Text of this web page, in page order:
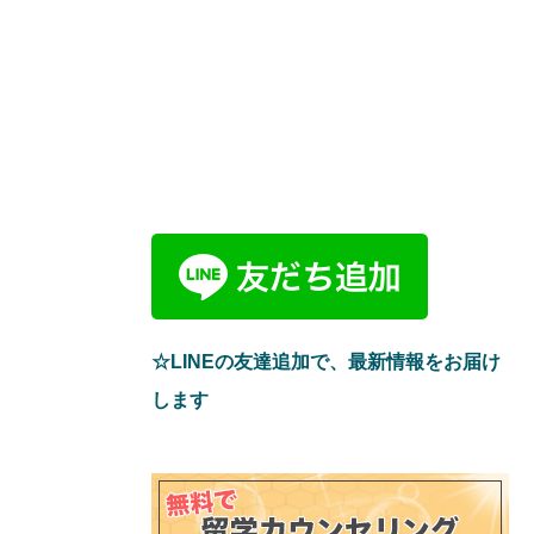
☆LINEの友達追加で、最新情報をお届け
します